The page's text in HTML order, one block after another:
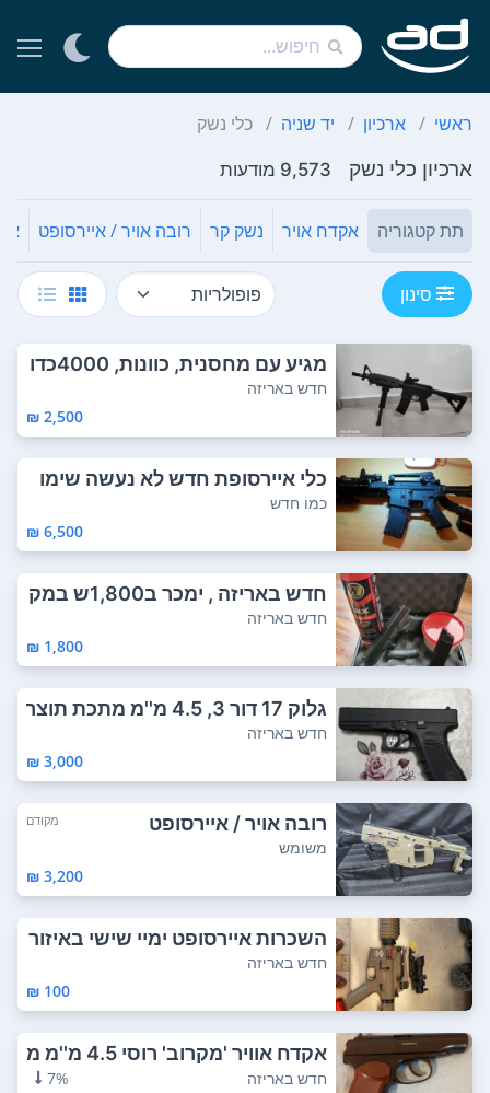
ראשי ארכיון יד שניה כלי נשק
ארכיון כלי נשק 9,573 מודעות
תת קטגוריה אקדח אויר נשק קר רובה אויר / איירסופט
סינון
מגיע עם מחסנית, כוונות, 4000כדו
רים ועוד ...
חדש באריזה
2,500 ₪
כלי איירסופת חדש לא נעשה שימו
ש. עובד על...
כמו חדש
6,500 ₪
חדש באריזה , ימכר ב1,800ש במק
ום 2,500ש ,...
חדש באריזה
1,800 ₪
גלוק 17 דור 3, 4.5 מ''מ מתכת תוצר
ת יומרק...
חדש באריזה
3,000 ₪
רובה אויר / איירסופט מקודם
משומש
3,200 ₪
השכרות איירסופט ימיי שישי באיזור
המרכז! ...
חדש באריזה
100 ₪
אקדח אוויר 'מקרוב' רוסי 4.5 מ''מ מ
תכת תו...
חדש באריזה
7%